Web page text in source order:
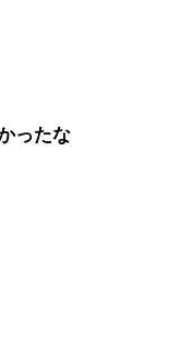
ったな